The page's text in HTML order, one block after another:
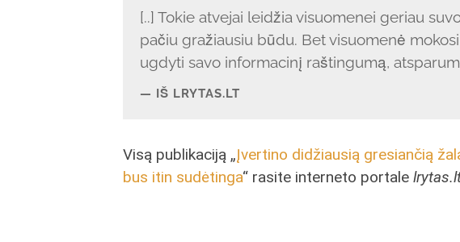
[..] Tokie atvejai leidžia visuomenei geriau
pačiu gražiausiu būdu. Bet visuomenė
ugdyti savo informacinį raštingumą,
IŠ LRYTAS.LT
Visą publikaciją „Įvertino didžiausią gresiančią
bus itin sudėtinga“ rasite interneto portale